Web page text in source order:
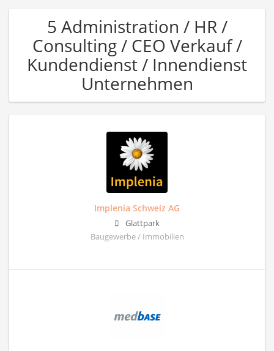
5 Administration / HR /
Consulting / CEO Verkauf /
Kundendienst / Innendienst
Unternehmen
Implenia Schweiz AG
Glattpark
Baugewerbe / Immobilien